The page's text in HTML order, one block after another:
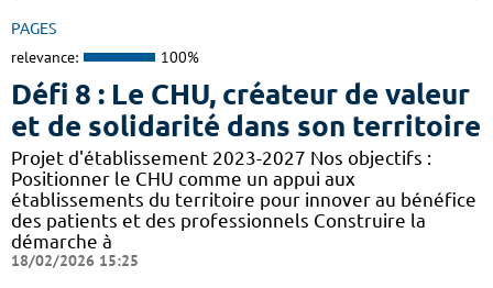
PAGES
relevance: 100%
Défi 8 : Le CHU, créateur de valeur
et de solidarité dans son territoire
Projet d'établissement 2023-2027 Nos objectifs :
Positionner le CHU comme un appui aux
établissements du territoire pour innover au bénéfice
des patients et des professionnels Construire la
démarche à
18/02/2026 15:25